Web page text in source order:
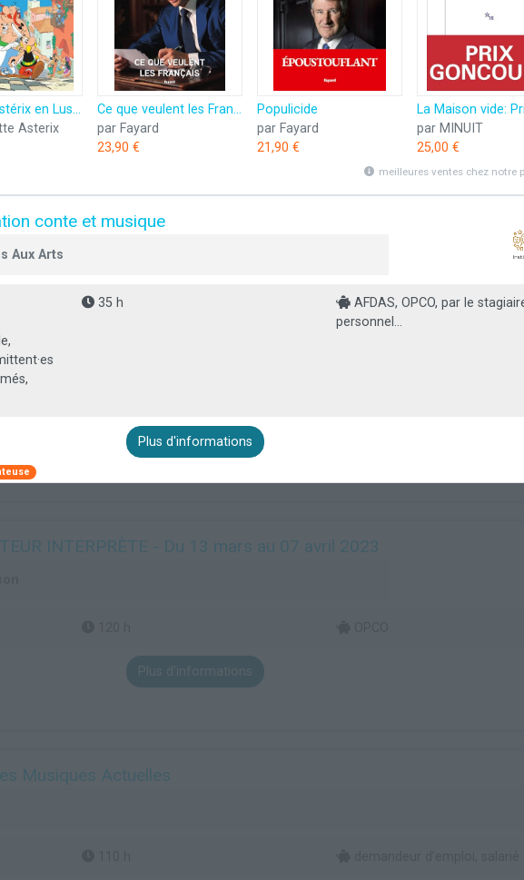
Astérix - Astérix en Lusitanie - n°41
Asterix
Ce que veulent les Français
par Fayard
23,90 €
Populicide
par Fayard
21,90 €
par MINUIT
25,00 €
meilleures ventes chez notre
conte et musique
Aux Arts
35 h
AFDAS, OPCO, par le
personnel...
Plus d'informations
INTERPRÈTE - Du 13 mars au 07 avril 2023
Plus d'informations
Musiques Actuelles